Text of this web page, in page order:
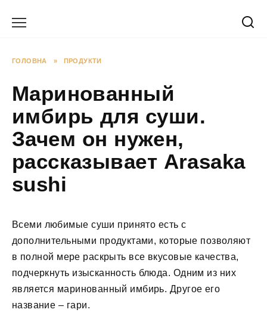
ГОЛОВНА » ПРОДУКТИ
Маринованный
имбирь для суши.
Зачем он нужен,
рассказывает Arasaka
sushi
Всеми любимые суши принято есть с
дополнительными продуктами, которые позволяют
в полной мере раскрыть все вкусовые качества,
подчеркнуть изысканность блюда. Одним из них
является маринованный имбирь. Другое его
название – гари.